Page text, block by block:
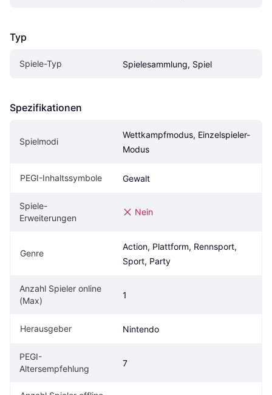
Typ
Spiele-Typ Spielesammlung, Spiel
Spezifikationen
Spielmodi
Wettkampfmodus, Einzelspieler-
Modus
PEGI-Inhaltssymbole Gewalt
Spiele-
Erweiterungen
Nein
Genre
Action, Plattform, Rennsport,
Sport, Party
Anzahl Spieler online
(Max)
1
Herausgeber Nintendo
PEGI-
Altersempfehlung
7